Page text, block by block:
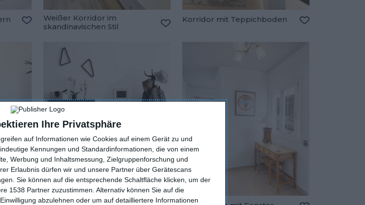
Ihre Privatsphäre
auf Informationen wie Cookies auf einem Gerät zu und
Kennungen und Standardinformationen, die von einem
Werbung und Inhaltsmessung, Zielgruppenforschung und
Erlaubnis dürfen wir und unsere Partner über Gerätescans
Sie können auf die entsprechende Schaltfläche klicken, um der
1538 Partner zuzustimmen. Alternativ können Sie auf die
abzulehnen oder um auf detailliertere Informationen
Zu den Favoriten hinzufügen
Weißer Korridor im
skandinavischen Stil
Korridor mit Teppichboden